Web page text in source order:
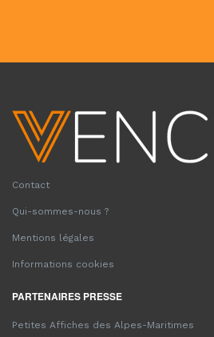
Contact
Qui-sommes-nous ?
Mentions légales
Informations cookies
PARTENAIRES PRESSE
Petites Affiches des Alpes-Maritimes